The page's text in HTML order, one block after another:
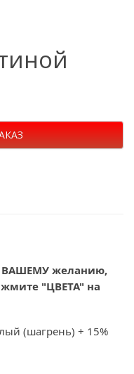
ВАШЕМУ желанию,
"ЦВЕТА" на
(шагрень) + 15%